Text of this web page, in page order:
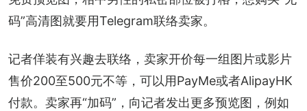
码”高清图就要用Telegram联络卖家。
记者佯装有兴趣去联络，卖家开价每一组图片或影片
售价200至500元不等，可以用PayMe或者AlipayHK
付款。卖家再“加码”，向记者发出更多预览图，例如